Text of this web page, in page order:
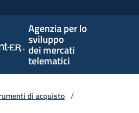
Agenzia per lo
sviluppo
dei mercati
telematici
lo
di acquisto /